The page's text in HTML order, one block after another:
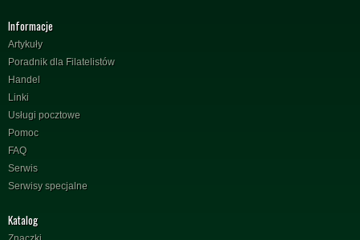
Informacje
Artykuły
Poradnik dla Filatelistów
Handel
Linki
Usługi pocztowe
Pomoc
FAQ
Serwis
Serwisy specjalne
Katalog